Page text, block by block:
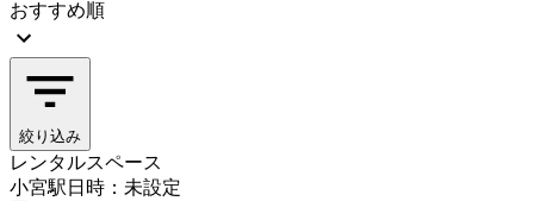
おすすめ順
絞り込み
レンタルスペース
小宮駅日時：未設定